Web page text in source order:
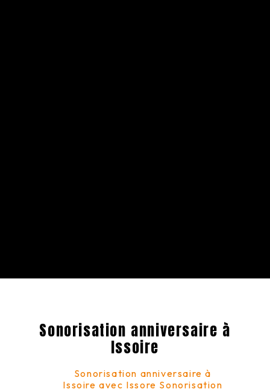
Sonorisation anniversaire à
Issoire
Sonorisation anniversaire à
Issoire avec Issore Sonorisation